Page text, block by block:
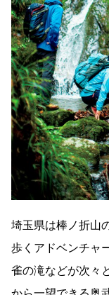
埼玉県は棒ノ折山
歩くアドベンチャ
雀の滝などが次々